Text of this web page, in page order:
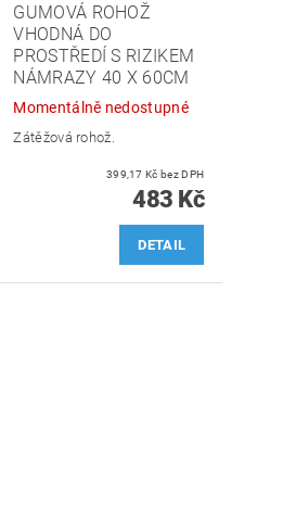
GUMOVÁ ROHOŽ
VHODNÁ DO
PROSTŘEDÍ S RIZIKEM
NÁMRAZY 40 X 60CM
Momentálně nedostupné
Zátěžová rohož.
399,17 Kč bez DPH
483 Kč
DETAIL